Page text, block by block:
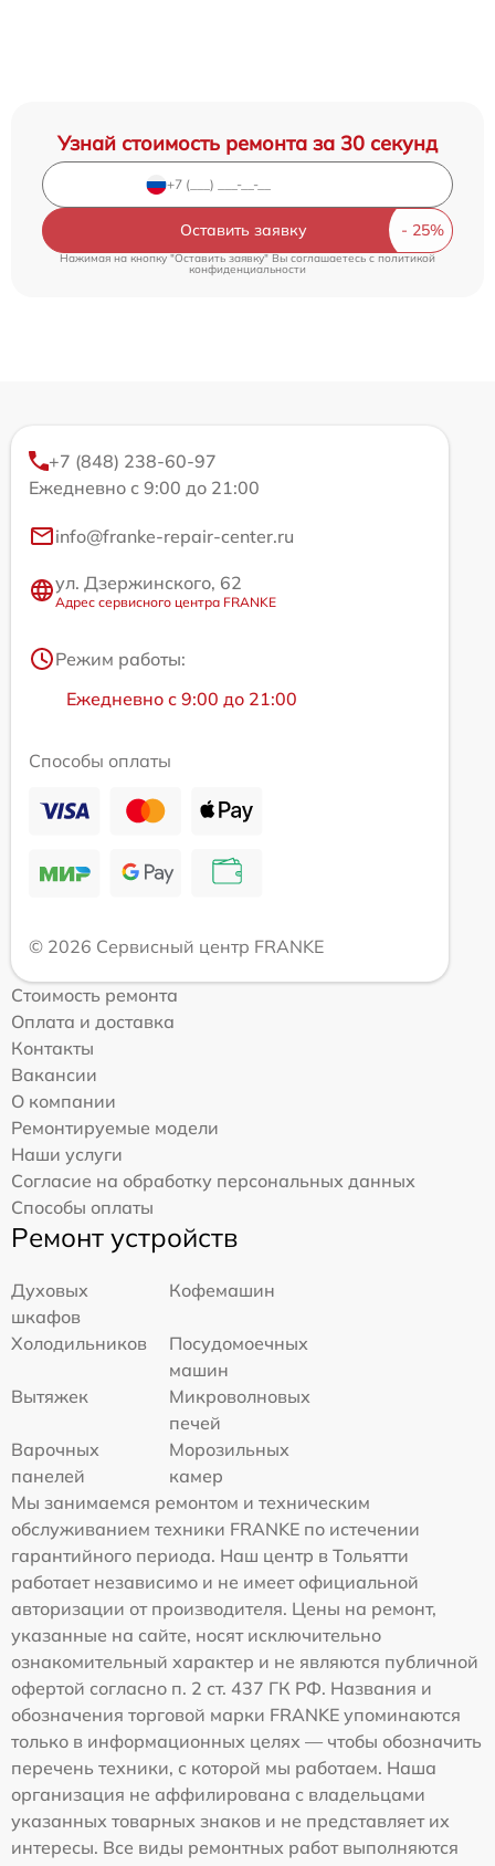
Узнай стоимость ремонта за 30 секунд
Оставить заявку
Нажимая на кнопку "Оставить заявку" Вы соглашаетесь cполитикой
конфиденциальности
+7 (848) 238-60-97
Ежедневно с 9:00 до 21:00
info@franke-repair-center.ru
ул. Дзержинского, 62
Адрес сервисного центра FRANKE
Режим работы:
Ежедневно с 9:00 до 21:00
Способы оплаты
© 2026 Сервисный центр FRANKE
Стоимость ремонта
Оплата и доставка
Контакты
Вакансии
О компании
Ремонтируемые модели
Наши услуги
Согласие на обработку персональных данных
Способы оплаты
Ремонт устройств
Духовых
шкафов
Кофемашин
Холодильников
Посудомоечных
машин
Вытяжек
Микроволновых
печей
Варочных
панелей
Морозильных
камер
Мы занимаемся ремонтом и техническим
обслуживанием техники FRANKE по истечении
гарантийного периода. Наш центр в Тольятти
работает независимо и не имеет официальной
авторизации от производителя. Цены на ремонт,
указанные на сайте, носят исключительно
ознакомительный характер и не являются публичной
офертой согласно п. 2 ст. 437 ГК РФ. Названия и
обозначения торговой марки FRANKE упоминаются
только в информационных целях — чтобы обозначить
перечень техники, с которой мы работаем. Наша
организация не аффилирована с владельцами
указанных товарных знаков и не представляет их
интересы. Все виды ремонтных работ выполняются